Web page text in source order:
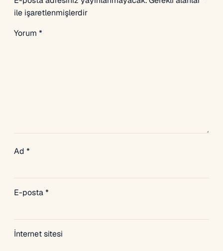
ile işaretlenmişlerdir
Yorum *
Ad *
E-posta*
İnternet sitesi